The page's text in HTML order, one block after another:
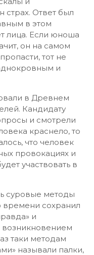
страх. Ответ был
в этом
лица. Если юноша
он на самом
тот не
и
в Древнем
Кандидату
и смотрели
краснело, то
что человек
провокациях и
участвовать в
суровые методы
времени сохранил
и
возникновением
таки методам
называли палки,